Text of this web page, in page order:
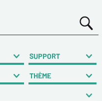
SUPPORT
THÈME